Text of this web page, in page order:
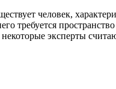
человек,
требуется
эксперты